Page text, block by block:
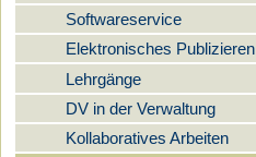
Softwareservice
Elektronisches Publizieren
Lehrgänge
DV in der Verwaltung
Kollaboratives Arbeiten